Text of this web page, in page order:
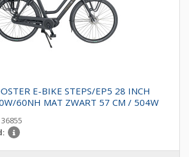
E-BIKE STEPS/EP5 28 INCH
60NH MAT ZWART 57 CM / 504W
36855